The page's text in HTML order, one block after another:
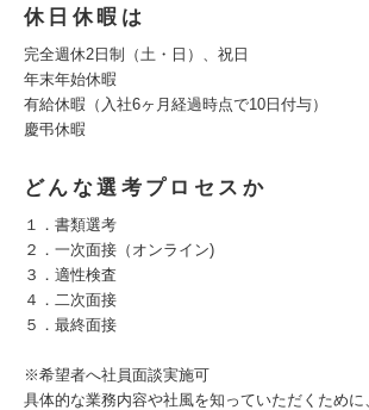
休日休暇は
完全週休2日制（土・日）、祝日
年末年始休暇
有給休暇（入社6ヶ月経過時点で10日付与）
慶弔休暇
どんな選考プロセスか
１．書類選考
２．一次面接（オンライン)
３．適性検査
４．二次面接
５．最終面接
※希望者へ社員面談実施可
具体的な業務内容や社風を知っていただくため